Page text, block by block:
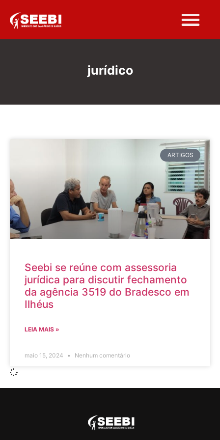
jurídico
ARTIGOS
Seebi se reúne com assessoria
jurídica para discutir fechamento
da agência 3519 do Bradesco em
Ilhéus
LEIA MAIS »
maio 15, 2024 Nenhum comentário